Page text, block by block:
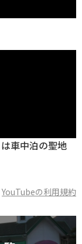
車中泊の聖地
YouTubeの利用規約